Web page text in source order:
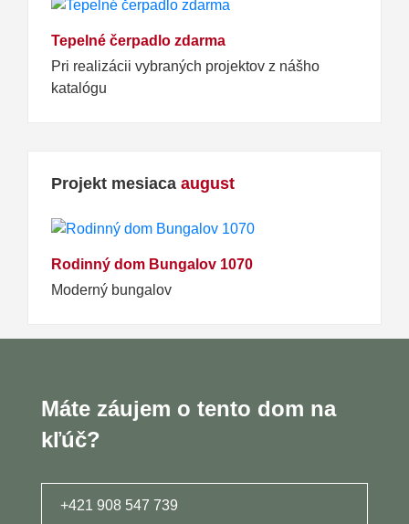
Tepelné čerpadlo zdarma
Pri realizácii vybraných projektov z nášho
katalógu
Projekt mesiaca august
Rodinný dom Bungalov 1070
Moderný bungalov
Máte záujem o tento dom na
kľúč?
+421 908 547 739